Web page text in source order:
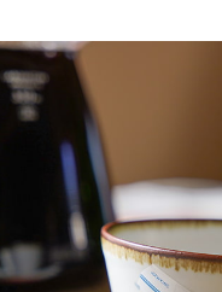
PICKUP